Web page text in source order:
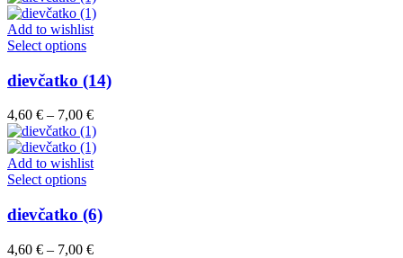
stránke
produktu.
Add to wishlist
Select optionsTento
má
viacero
variantov.
Možnosti
si
môžete
vybrať
na
stránke
produktu.
dievčatko (14)
4,60 € – 7,00 €Price
range:
4,60 €
through
Add to wishlist
Select optionsTento
má
viacero
variantov.
dievčatko (6)
4,60 € – 7,00 €Price